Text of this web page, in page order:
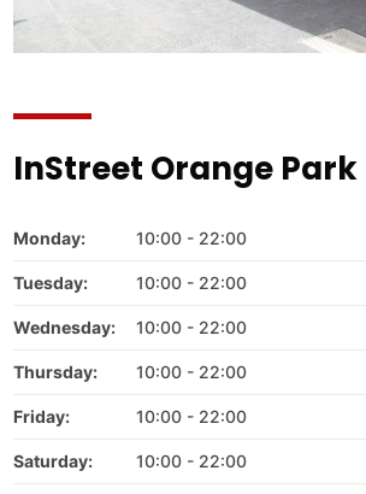
InStreet Orange
Monday: 10:00 - 22:00
Tuesday: 10:00 - 22:00
Wednesday: 10:00 - 22:00
Thursday: 10:00 - 22:00
Friday: 10:00 - 22:00
Saturday: 10:00 - 22:00